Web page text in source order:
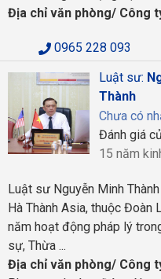
Địa chỉ văn phòng/ Công
0965 228 093
Luật sư:
Thành
Chưa có
Đánh giá
15 năm
Luật sư Nguyễn Minh
Hà Thành Asia, thuộc Đoàn
năm hoạt động pháp lý
sự, Thừa ...
Địa chỉ văn phòng/ Công